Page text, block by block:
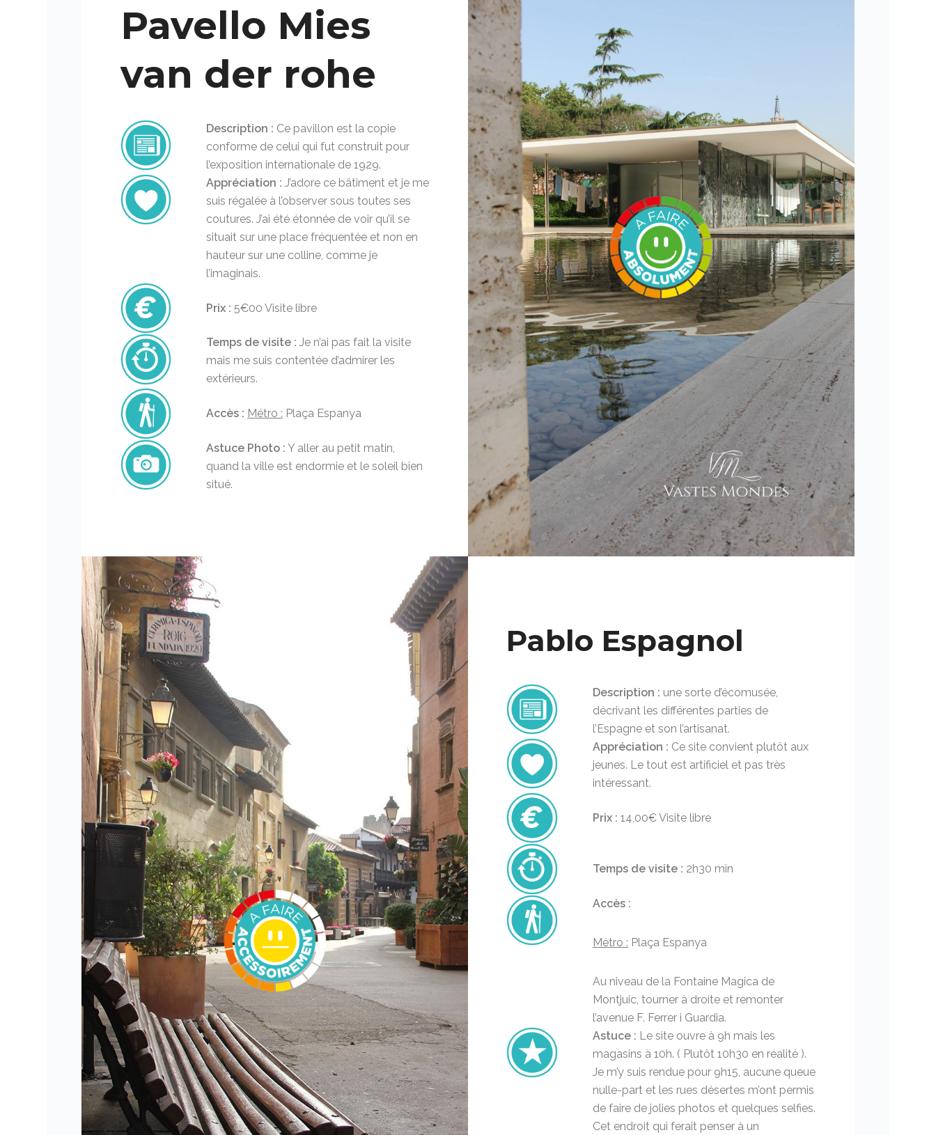
Pavello Mies
van der rohe
Description : Ce pavillon est la copie
conforme de celui qui fut construit pour
l’exposition internationale de 1929.
Appréciation : J’adore ce bâtiment et je me
suis régalée à l’observer sous toutes ses
coutures. J’ai été étonnée de voir qu’il se
situait sur une place fréquentée et non en
hauteur sur une colline, comme je
l’imaginais.
Prix : 5€00 Visite libre
Temps de visite : Je n’ai pas fait la visite
mais me suis contentée d’admirer les
extérieurs.
Accès : Métro : Plaça Espanya
Astuce Photo : Y aller au petit matin,
quand la ville est endormie et le soleil bien
situé.
Pablo Espagnol
Description : une sorte d’écomusée,
décrivant les différentes parties de
l’Espagne et son l’artisanat.
Appréciation : Ce site convient plutôt aux
jeunes. Le tout est artificiel et pas très
intéressant.
Prix : 14,00€ Visite libre
Temps de visite : 2h30 min
Accès :
Métro : Plaça Espanya
Au niveau de la Fontaine Magica de
Montjuic, tourner à droite et remonter
l’avenue F. Ferrer i Guardia.
Astuce : Le site ouvre à 9h mais les
magasins à 10h. ( Plutôt 10h30 en réalité ).
Je m’y suis rendue pour 9h15, aucune queue
nulle-part et les rues désertes m’ont permis
de faire de jolies photos et quelques selfies.
Cet endroit qui ferait penser à un